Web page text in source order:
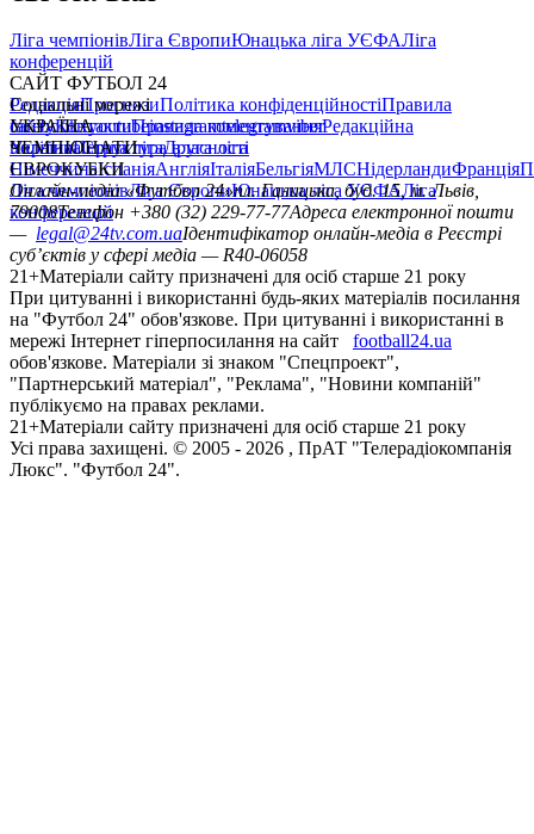
Ліга чемпіонівЛіга ЄвропиЮнацька ліга УЄФАЛіга
конференцій
САЙТ ФУТБОЛ 24
РедакціяПрогнозиПолітика конфіденційностіПравила
сайтуКонтактиПравила коментуванняРедакційна
політикаСтруктура власності
Соціальні мережі
facebookxyoutubeinstagramtelegramviber
УКРАЇНА
УкраїнаПерша лігаДруга ліга
ЧЕМПІОНАТИ
НімеччинаІспаніяАнгліяІталіяБельгіяМЛСНідерландиФранція
ЄВРОКУБКИ
Ліга чемпіонівЛіга ЄвропиЮнацька ліга УЄФАЛіга
конференцій
Онлайн-медіа «Футбол 24»пл. Галицька, буд. 15, м. Львів,
79008Телефон +380 (32) 229-77-77Адреса електронної пошти
— legal@24tv.com.uaІдентифікатор онлайн-медіа в Реєстрі
суб’єктів у сфері медіа — R40-06058
21+Матеріали сайту призначені для осіб старше 21 року
При цитуванні і використанні будь-яких матеріалів посилання
на "Футбол 24" обов'язкове. При цитуванні і використанні в
мережі Інтернет гіперпосилання на сайт
football24.ua
обов'язкове. Матеріали зі знаком "Спецпроект",
"Партнерський матеріал", "Реклама", "Новини компаній"
публікуємо на правах реклами.
21+Матеріали сайту призначені для осіб старше 21 року
Усi права захищенi. © 2005 - 2026 , ПрАТ "Телерадіокомпанія
Люкс". "Футбол 24".